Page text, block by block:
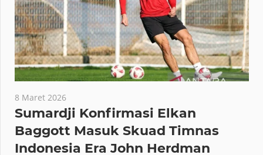
8 Maret 2026
Sumardji Konfirmasi Elkan
Baggott Masuk Skuad Timnas